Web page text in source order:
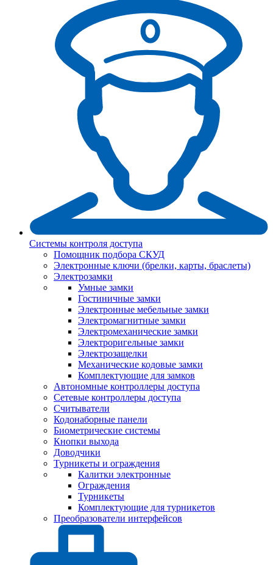
Системы контроля доступа
Помощник подбора СКУД
Электронные ключи (брелки, карты, браслеты)
Электрозамки
Умные замки
Гостиничные замки
Электронные мебельные замки
Электромагнитные замки
Электромеханические замки
Электроригельные замки
Электрозащелки
Механические кодовые замки
Комплектующие для замков
Автономные контроллеры доступа
Сетевые контроллеры доступа
Считыватели
Кодонаборные панели
Биометрические системы
Кнопки выхода
Доводчики
Турникеты и ограждения
Калитки электронные
Ограждения
Турникеты
Комплектующие для турникетов
Преобразователи интерфейсов